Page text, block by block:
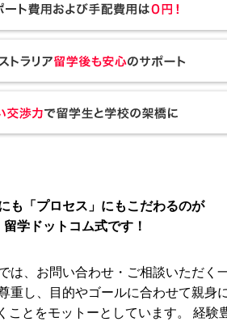
も「プロセス」にもこだわるのが
留学ドットコム式です！
は、お問い合わせ・ご相談いただく
重し、目的やゴールに合わせて親身
ことをモットーとしています。 経験